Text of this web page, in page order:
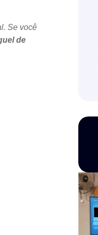
Se você
de